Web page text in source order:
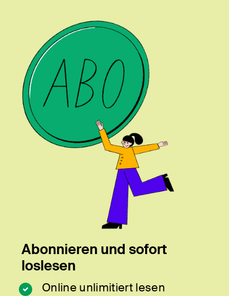
Abonnieren und sofort
loslesen
Online unlimitiert lesen